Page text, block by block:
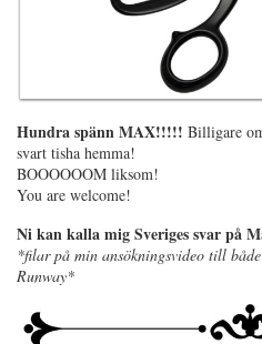
Hundra spänn MAX!!!!! Billigare
svart tisha hemma!
BOOOOOOM liksom!
You are welcome!
Ni kan kalla mig Sveriges svar på
*filar på min ansökningsvideo till
Runway*